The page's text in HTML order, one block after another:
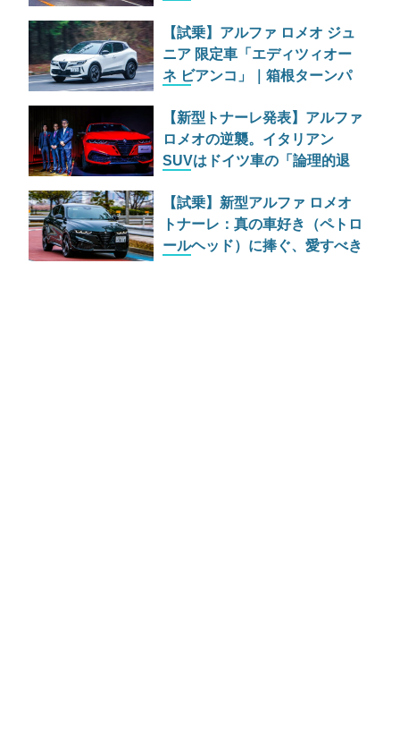
髄
【試乗】アルファ ロメオ ジュ
ニア 限定車「エディツィオー
ネ ビアンコ」｜箱根ターンパ
真価
【新型トナーレ発表】アルファ
ロメオの逆襲。イタリアン
SUVはドイツ車の「論理的退
【試乗】新型アルファ ロメオ
トナーレ：真の車好き（ペトロ
ールヘッド）に捧ぐ、愛すべき